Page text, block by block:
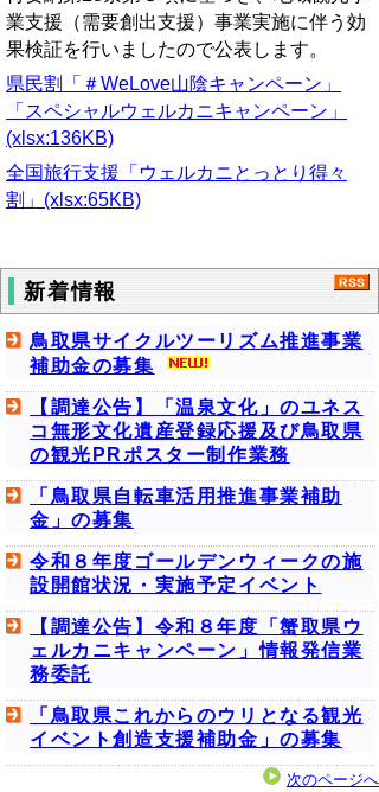
業支援（需要創出支援）事業実施に伴う効
果検証を行いましたので公表します。
県民割「＃WeLove山陰キャンペーン」
「スペシャルウェルカニキャンペーン」
(xlsx:136KB)
全国旅行支援「ウェルカニとっとり得々
割」(xlsx:65KB)
新着情報
鳥取県サイクルツーリズム推進事業
補助金の募集
【調達公告】「温泉文化」のユネス
コ無形文化遺産登録応援及び鳥取県
の観光PRポスター制作業務
「鳥取県自転車活用推進事業補助
金」の募集
令和８年度ゴールデンウィークの施
設開館状況・実施予定イベント
【調達公告】令和８年度「蟹取県ウ
ェルカニキャンペーン」情報発信業
務委託
「鳥取県これからのウリとなる観光
イベント創造支援補助金」の募集
次のページへ